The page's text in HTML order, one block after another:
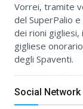
Vorrei, tramite
del SuperPalio
dei rioni gigliesi,
gigliese
degli Spaventi.
Social